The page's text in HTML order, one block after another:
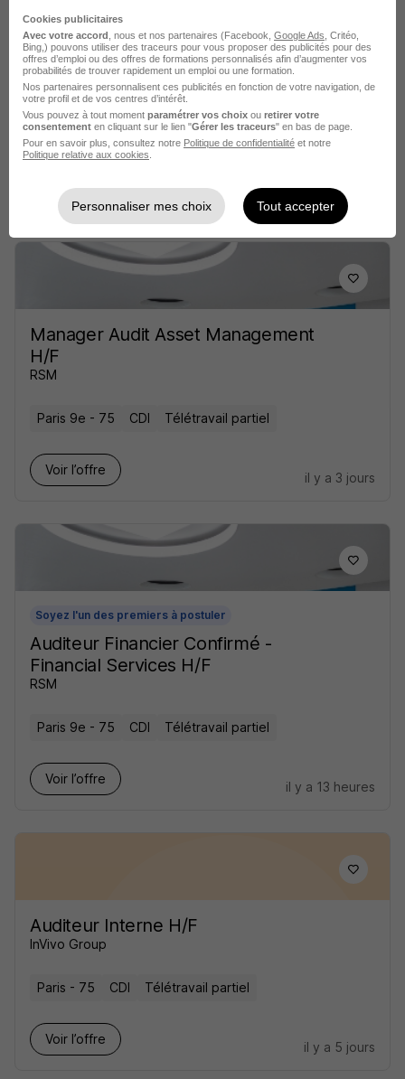
Auditeur Interne H/F
Præmia REIM
Clichy - 92
40 000 - 45 000 € / an
Télétravail occasionnel
+ 1
Voir l’offre
il y a 15 jours
Manager Audit Asset Management
H/F
RSM
Paris 9e - 75 CDI Télétravail partiel
Voir l’offre
il y a 3 jours
Soyez l'un des premiers à postuler
Auditeur Financier Confirmé -
Financial Services H/F
RSM
Paris 9e - 75 CDI Télétravail partiel
Voir l’offre
il y a 13 heures
Auditeur Interne H/F
InVivo Group
Paris - 75 CDI Télétravail partiel
Voir l’offre
il y a 5 jours
Cookies publicitaires
Avec votre accord , nous et nos partenaires (Facebook, Google Ads , Critéo,
Bing,) pouvons utiliser des traceurs pour vous proposer des publicités pour des
offres d’emploi ou des offres de formations personnalisés afin d’augmenter vos
probabilités de trouver rapidement un emploi ou une formation.
Nos partenaires personnalisent ces publicités en fonction de votre navigation, de
votre profil et de vos centres d’intérêt.
Vous pouvez à tout moment paramétrer vos choix ou retirer votre
consentement en cliquant sur le lien "Gérer les traceurs" en bas de page.
Pour en savoir plus, consultez notre Politique de confidentialité et notre
Politique relative aux cookies
Personnaliser mes choix Tout accepter